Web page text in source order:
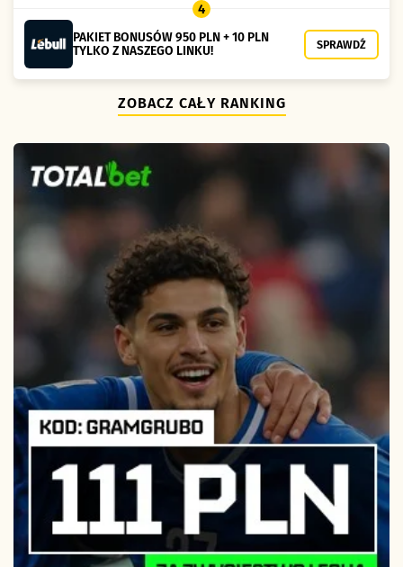
4
PAKIET BONUSÓW 950 PLN + 10 PLN
TYLKO Z NASZEGO LINKU!
SPRAWDŹ
ZOBACZ CAŁY RANKING